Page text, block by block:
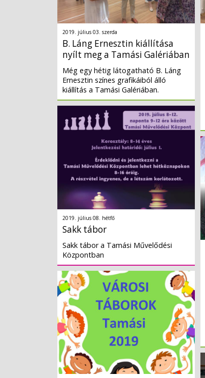
2019. július 03. szerda
B. Láng Ernesztin kiállítása
nyílt meg a Tamási Galériában
Még egy hétig látogatható B. Láng
Ernesztin színes grafikáiból álló
kiállítás a Tamási Galériában.
2019. július 08. hétfő
Sakk tábor
Sakk tábor a Tamási Művelődési
Központban